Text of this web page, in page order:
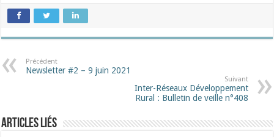
Précédent
Newsletter #2 – 9 juin 2021
Suivant
Inter-Réseaux Développement
Rural : Bulletin de veille n°408
Articles liés